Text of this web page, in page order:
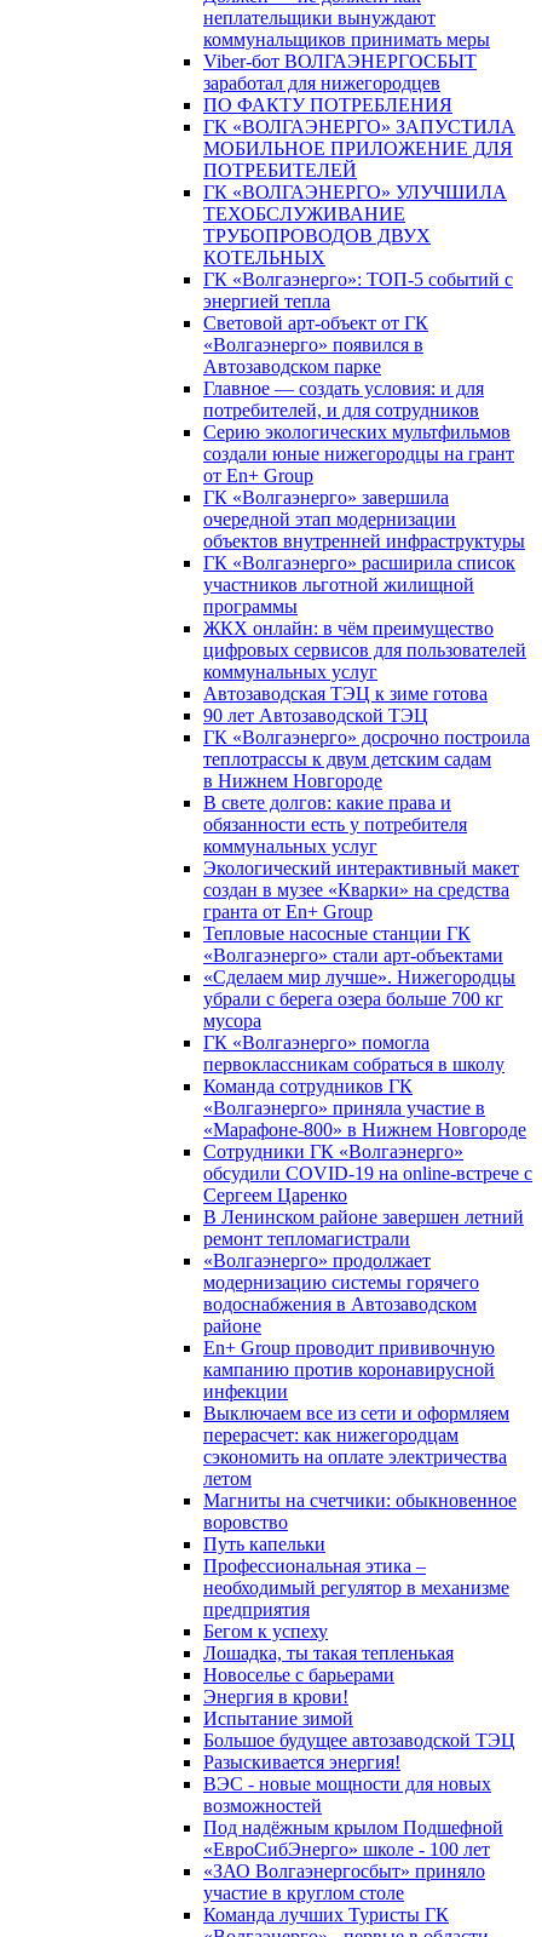
неплательщики вынуждают
коммунальщиков принимать меры
Viber-бот ВОЛГАЭНЕРГОСБЫТ
заработал для нижегородцев
ПО ФАКТУ ПОТРЕБЛЕНИЯ
ГК «ВОЛГАЭНЕРГО» ЗАПУСТИЛА
МОБИЛЬНОЕ ПРИЛОЖЕНИЕ ДЛЯ
ПОТРЕБИТЕЛЕЙ
ГК «ВОЛГАЭНЕРГО» УЛУЧШИЛА
ТЕХОБСЛУЖИВАНИЕ
ТРУБОПРОВОДОВ ДВУХ
КОТЕЛЬНЫХ
ГК «Волгаэнерго»: ТОП-5 событий с
энергией тепла
Световой арт-объект от ГК
«Волгаэнерго» появился в
Автозаводском парке
Главное — создать условия: и для
потребителей, и для сотрудников
Серию экологических мультфильмов
создали юные нижегородцы на грант
от En+ Group
ГК «Волгаэнерго» завершила
очередной этап модернизации
объектов внутренней инфраструктуры
ГК «Волгаэнерго» расширила список
участников льготной жилищной
программы
ЖКХ онлайн: в чём преимущество
цифровых сервисов для пользователей
коммунальных услуг
Автозаводская ТЭЦ к зиме готова
90 лет Автозаводской ТЭЦ
ГК «Волгаэнерго» досрочно построила
теплотрассы к двум детским садам
в Нижнем Новгороде
В свете долгов: какие права и
обязанности есть у потребителя
коммунальных услуг
Экологический интерактивный макет
создан в музее «Кварки» на средства
гранта от En+ Group
Тепловые насосные станции ГК
«Волгаэнерго» стали арт-объектами
«Сделаем мир лучше». Нижегородцы
убрали с берега озера больше 700 кг
мусора
ГК «Волгаэнерго» помогла
первоклассникам собраться в школу
Команда сотрудников ГК
«Волгаэнерго» приняла участие в
«Марафоне-800» в Нижнем Новгороде
Сотрудники ГК «Волгаэнерго»
обсудили COVID-19 на online-встрече с
Сергеем Царенко
В Ленинском районе завершен летний
ремонт тепломагистрали
«Волгаэнерго» продолжает
модернизацию системы горячего
водоснабжения в Автозаводском
районе
En+ Group проводит прививочную
кампанию против коронавирусной
инфекции
Выключаем все из сети и оформляем
перерасчет: как нижегородцам
сэкономить на оплате электричества
летом
Магниты на счетчики: обыкновенное
воровство
Путь капельки
Профессиональная этика –
необходимый регулятор в механизме
предприятия
Бегом к успеху
Лошадка, ты такая тепленькая
Новоселье с барьерами
Энергия в крови!
Испытание зимой
Большое будущее автозаводской ТЭЦ
Разыскивается энергия!
ВЭС - новые мощности для новых
возможностей
Под надёжным крылом Подшефной
«ЕвроСибЭнерго» школе - 100 лет
«ЗАО Волгаэнергосбыт» приняло
участие в круглом столе
Команда лучших Туристы ГК